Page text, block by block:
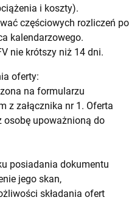
i koszty).
częściowych rozliczeń po
kalendarzowego.
nie krótszy niż 14 dni.
oferty:
na formularzu
z załącznika nr 1. Oferta
osobę upoważnioną do
posiadania dokumentu
jego skan,
składania ofert